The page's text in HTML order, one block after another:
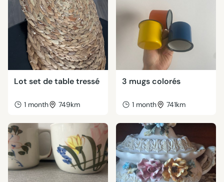
Lot set de table tressé
1 month 749km
3 mugs colorés
1 month 741km